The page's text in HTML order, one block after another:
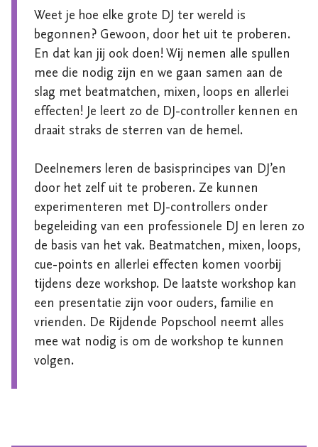
Weet je hoe elke grote DJ ter wereld is
begonnen? Gewoon, door het uit te proberen.
En dat kan jij ook doen! Wij nemen alle spullen
mee die nodig zijn en we gaan samen aan de
slag met beatmatchen, mixen, loops en allerlei
effecten! Je leert zo de DJ-controller kennen en
draait straks de sterren van de hemel.
Deelnemers leren de basisprincipes van DJ’en
door het zelf uit te proberen. Ze kunnen
experimenteren met DJ-controllers onder
begeleiding van een professionele DJ en leren zo
de basis van het vak. Beatmatchen, mixen, loops,
cue-points en allerlei effecten komen voorbij
tijdens deze workshop. De laatste workshop kan
een presentatie zijn voor ouders, familie en
vrienden. De Rijdende Popschool neemt alles
mee wat nodig is om de workshop te kunnen
volgen.